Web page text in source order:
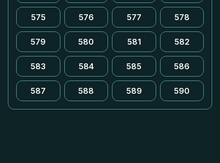
575 576 577 578
579 580 581 582
583 584 585 586
587 588 589 590